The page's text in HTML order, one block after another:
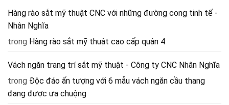
Hàng rào sắt mỹ thuật CNC với những đường cong tinh tế -
Nhân Nghĩa
trong Hàng rào sắt mỹ thuật cao cấp quận 4
Vách ngăn trang trí sắt mỹ thuật - Công ty CNC Nhân Nghĩa
trong Độc đáo ấn tượng với 6 mẫu vách ngăn cầu thang
đang được ưa chuộng